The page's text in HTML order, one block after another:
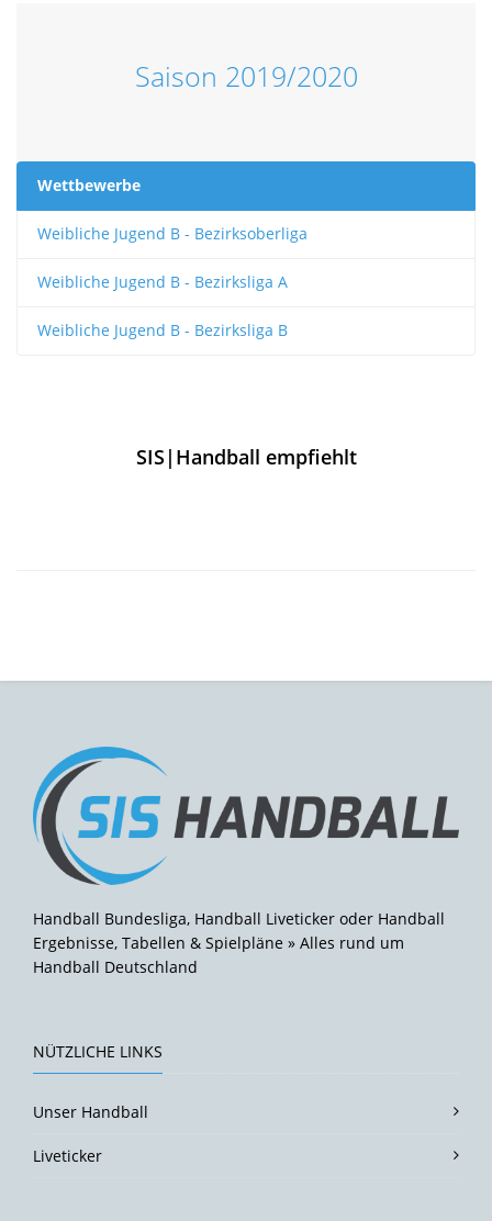
Saison 2019/2020
Wettbewerbe
Weibliche Jugend B - Bezirksoberliga
Weibliche Jugend B - Bezirksliga A
Weibliche Jugend B - Bezirksliga B
SIS|Handball empfiehlt
Handball Bundesliga, Handball Liveticker oder Handball
Ergebnisse, Tabellen & Spielpläne » Alles rund um
Handball Deutschland
NÜTZLICHE LINKS
Unser Handball
Liveticker